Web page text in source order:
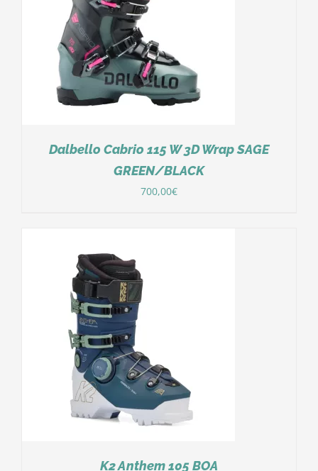
Dalbello Cabrio 115 W 3D Wrap SAGE
GREEN/BLACK
700,00€
K2 Anthem 105 BOA